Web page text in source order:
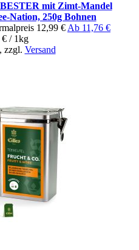
mit Zimt-Mandel
Nation, 250g Bohnen
12,99 € Ab 11,76 €
/ 1kg
, zzgl. Versand